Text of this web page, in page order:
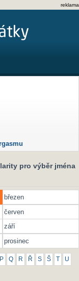
reklama
pro výběr jména
březen
červen
září
prosinec
P Q R Ř S Š U